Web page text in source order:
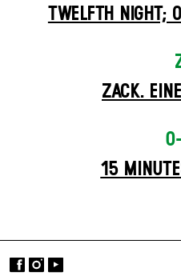
TWELFTH NIGHT;
ZACK.
15